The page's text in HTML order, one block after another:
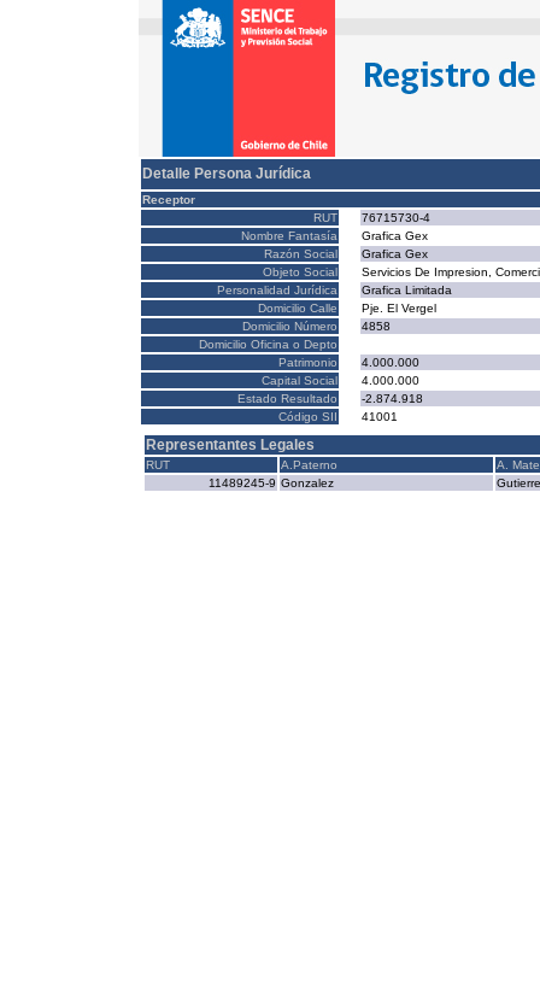
Detalle Persona Jurídica
Receptor
RUT
76715730-4
Nombre Fantasía
Grafica Gex
Razón Social
Grafica Gex
Objeto Social
Servicios De Impresion,
Personalidad Jurídica
Grafica Limitada
Domicilio Calle
Pje. El Vergel
Domicilio Número
4858
Domicilio Oficina o Depto
Patrimonio
4.000.000
Capital Social
4.000.000
Estado Resultado
-2.874.918
Código SII
41001
Representantes Legales
RUT A.Paterno
A.
11489245-9 Gonzalez